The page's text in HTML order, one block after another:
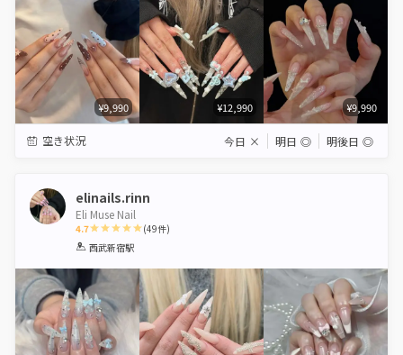
¥9,990 ¥12,990 ¥9,990
空き状況 今日 × 明日 ◎ 明後日 ◎
elinails.rinn
Eli Muse Nail
4.7
1 2 3 4 5
(49件)
西武新宿駅